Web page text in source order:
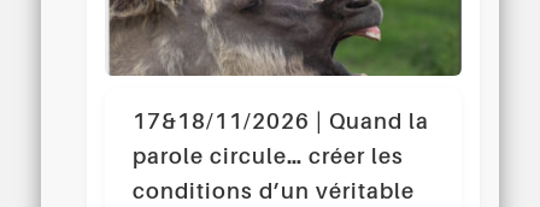
17&18/11/2026 | Quand la
parole circule… créer les
conditions d’un véritable